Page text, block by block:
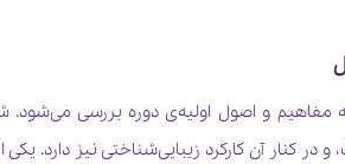
مفاهیم و اصول اولیه‌ی دوره بررسی می‌شود.
و در کنار آن کارکرد زیبایی‌شناختی نیز